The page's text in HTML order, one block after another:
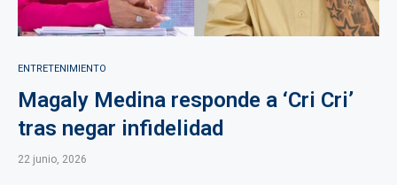
ENTRETENIMIENTO
Magaly Medina responde a ‘Cri Cri’
tras negar infidelidad
22 junio, 2026